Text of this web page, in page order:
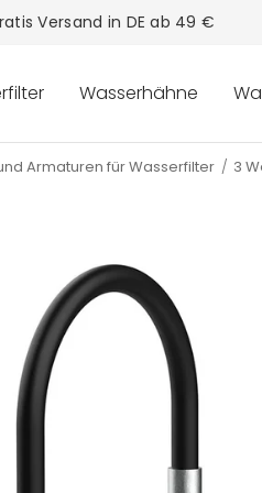
Versand in DE ab 49 €
Wasserhähne
Armaturen für Wasserfilter 3